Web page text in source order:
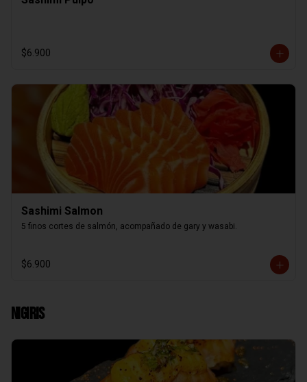
$6.900
Sashimi Salmon
5 finos cortes de salmón, acompañado de gary y wasabi.
$6.900
Nigiris